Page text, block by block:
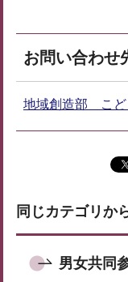
お問い合わせ
地域創造部 こど
同じカテゴリか
男女共同